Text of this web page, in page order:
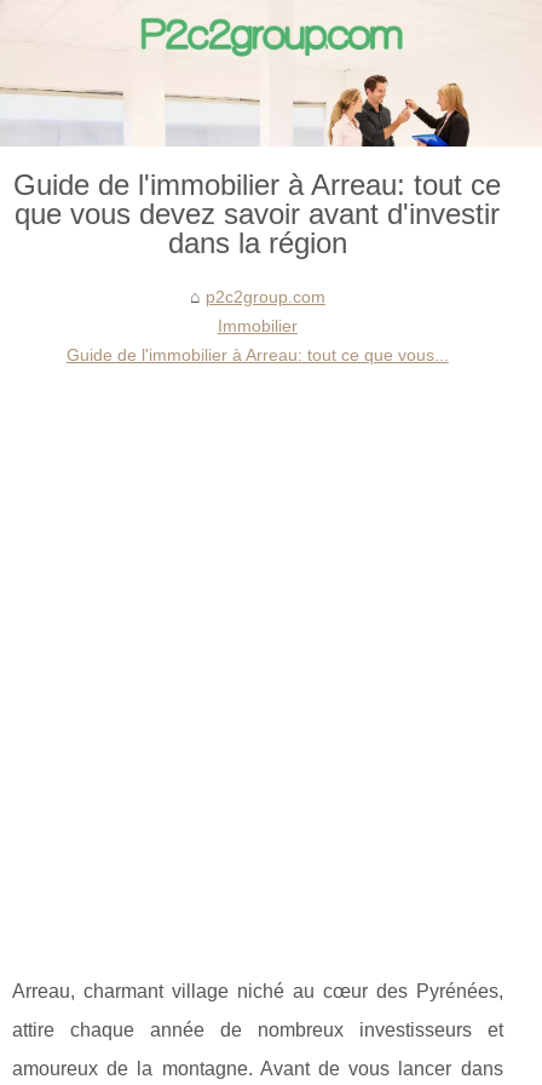
Guide de l'immobilier à Arreau: tout ce
que vous devez savoir avant d'investir
dans la région
p2c2group.com
Immobilier
Guide de l'immobilier à Arreau: tout ce que vous...
Arreau, charmant village niché au cœur des Pyrénées,
attire chaque année de nombreux investisseurs et
amoureux de la montagne. Avant de vous lancer dans